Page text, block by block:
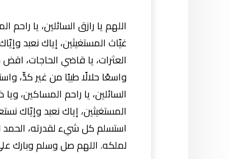
اللهم يا رازق السائلين، يا راحم
غيّاث المستغيثين، إياك نعبد
العثرات، يا قاضي الحاجات،
واسعًا حلالًا طيبًا من غير كدٍّ،
السائلين، يا راحم المساكين،
المستغيثين، إياك نعبد وإيّاك
استسلم كل شيء لقدرته،
لملكه. اللهم صل وسلم وبارك